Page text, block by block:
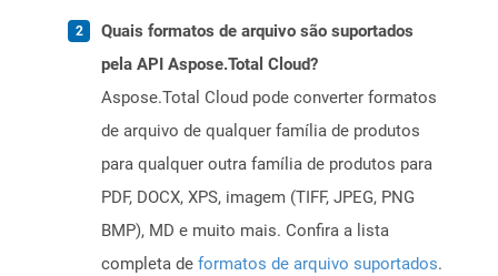
Quais formatos de arquivo são suportados
pela API Aspose.Total Cloud?
Aspose.Total Cloud pode converter formatos
de arquivo de qualquer família de produtos
para qualquer outra família de produtos para
PDF, DOCX, XPS, imagem (TIFF, JPEG, PNG
BMP), MD e muito mais. Confira a lista
completa de formatos de arquivo suportados.